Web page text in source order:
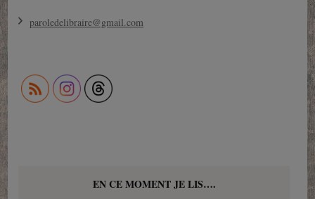
paroledelibraire@gmail.com
EN CE MOMENT JE LIS….